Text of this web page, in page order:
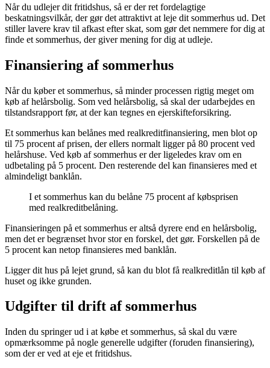
Når du udlejer dit fritidshus, så er der ret fordelagtige
beskatningsvilkår, der gør det attraktivt at leje dit sommerhus ud. Det
stiller lavere krav til afkast efter skat, som gør det nemmere for dig at
finde et sommerhus, der giver mening for dig at udleje.
Finansiering af sommerhus
Når du køber et sommerhus, så minder processen rigtig meget om
køb af helårsbolig. Som ved helårsbolig, så skal der udarbejdes en
tilstandsrapport før, at der kan tegnes en ejerskifteforsikring.
Et sommerhus kan belånes med realkreditfinansiering, men blot op
til 75 procent af prisen, der ellers normalt ligger på 80 procent ved
helårshuse. Ved køb af sommerhus er der ligeledes krav om en
udbetaling på 5 procent. Den resterende del kan finansieres med et
almindeligt banklån.
I et sommerhus kan du belåne 75 procent af købsprisen
med realkreditbelåning.
Finansieringen på et sommerhus er altså dyrere end en helårsbolig,
men det er begrænset hvor stor en forskel, det gør. Forskellen på de
5 procent kan netop finansieres med banklån.
Ligger dit hus på lejet grund, så kan du blot få realkreditlån til køb af
huset og ikke grunden.
Udgifter til drift af sommerhus
Inden du springer ud i at købe et sommerhus, så skal du være
opmærksomme på nogle generelle udgifter (foruden finansiering),
som der er ved at eje et fritidshus.